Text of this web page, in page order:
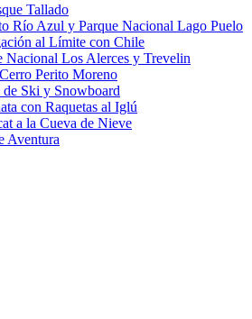
Tallado
Río Azul y Parque Nacional Lago Puelo
al Límite con Chile
Nacional Los Alerces y Trevelin
Perito Moreno
de Ski y Snowboard
con Raquetas al Iglú
a la Cueva de Nieve
Aventura